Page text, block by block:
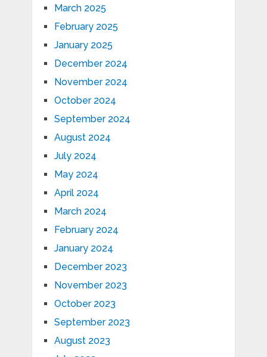
March 2025
February 2025
January 2025
December 2024
November 2024
October 2024
September 2024
August 2024
July 2024
May 2024
April 2024
March 2024
February 2024
January 2024
December 2023
November 2023
October 2023
September 2023
August 2023